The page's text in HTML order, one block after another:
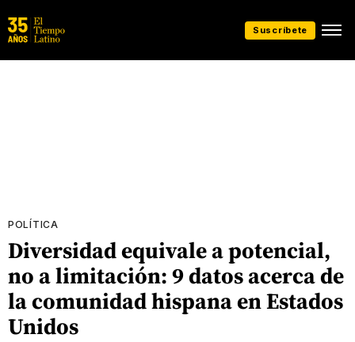
Suscríbete
POLÍTICA
Diversidad equivale a potencial,
no a limitación: 9 datos acerca de
la comunidad hispana en Estados
Unidos